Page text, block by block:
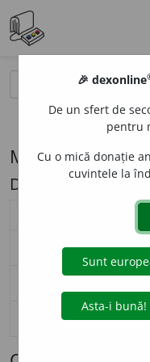
Modelul de
Descriere: ă/e
M27
nominativ-acuzativ
vocativ
🎉 dexonline
De un sfert de
pentru
Cu o mică donație
cuvintele la